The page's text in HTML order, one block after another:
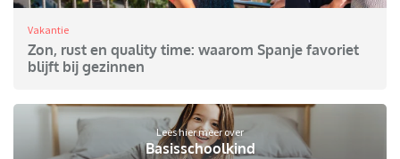
Vakantie
Zon, rust en quality time: waarom Spanje favoriet
blijft bij gezinnen
Lees hier meer over
Basisschoolkind